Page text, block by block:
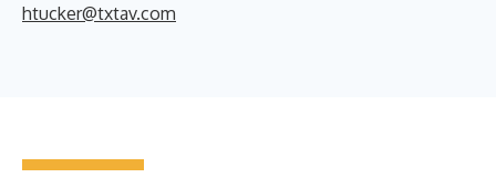
htucker@txtav.com